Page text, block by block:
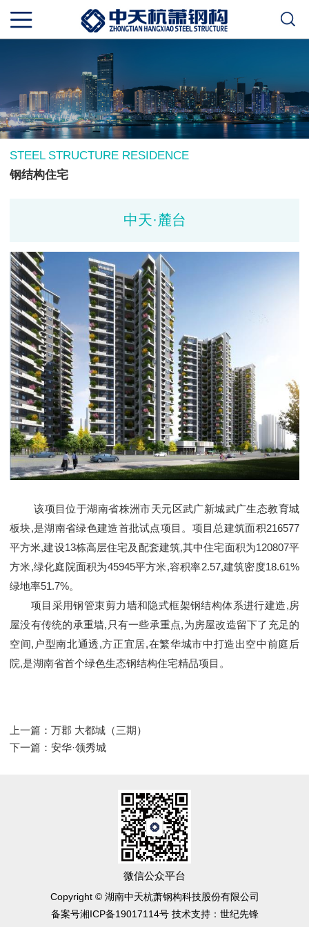
STEEL STRUCTURE RESIDENCE
钢结构住宅
中天·麓台
该项目位于湖南省株洲市天元区武广新城武广生态教育城
板块,是湖南省绿色建造首批试点项目。项目总建筑面积216577
平方米,建设13栋高层住宅及配套建筑,其中住宅面积为120807平
方米,绿化庭院面积为45945平方米,容积率2.57,建筑密度18.61%
绿地率51.7%。
项目采用钢管束剪力墙和隐式框架钢结构体系进行建造,房
屋没有传统的承重墙,只有一些承重点,为房屋改造留下了充足的
空间,户型南北通透,方正宜居,在繁华城市中打造出空中前庭后
院,是湖南省首个绿色生态钢结构住宅精品项目。
上一篇： 万郡 大都城（三期）
下一篇： 安华·领秀城
微信公众平台
Copyright © 湖南中天杭萧钢构科技股份有限公司
备案号湘ICP备19017114号 技术支持：世纪先锋